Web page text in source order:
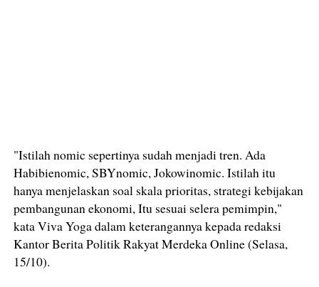
"Istilah nomic sepertinya sudah menjadi tren. Ada
Habibienomic, SBYnomic, Jokowinomic. Istilah itu
hanya menjelaskan soal skala prioritas, strategi kebijakan
pembangunan ekonomi, Itu sesuai selera pemimpin,"
kata Viva Yoga dalam keterangannya kepada redaksi
Kantor Berita Politik Rakyat Merdeka Online (Selasa,
15/10).